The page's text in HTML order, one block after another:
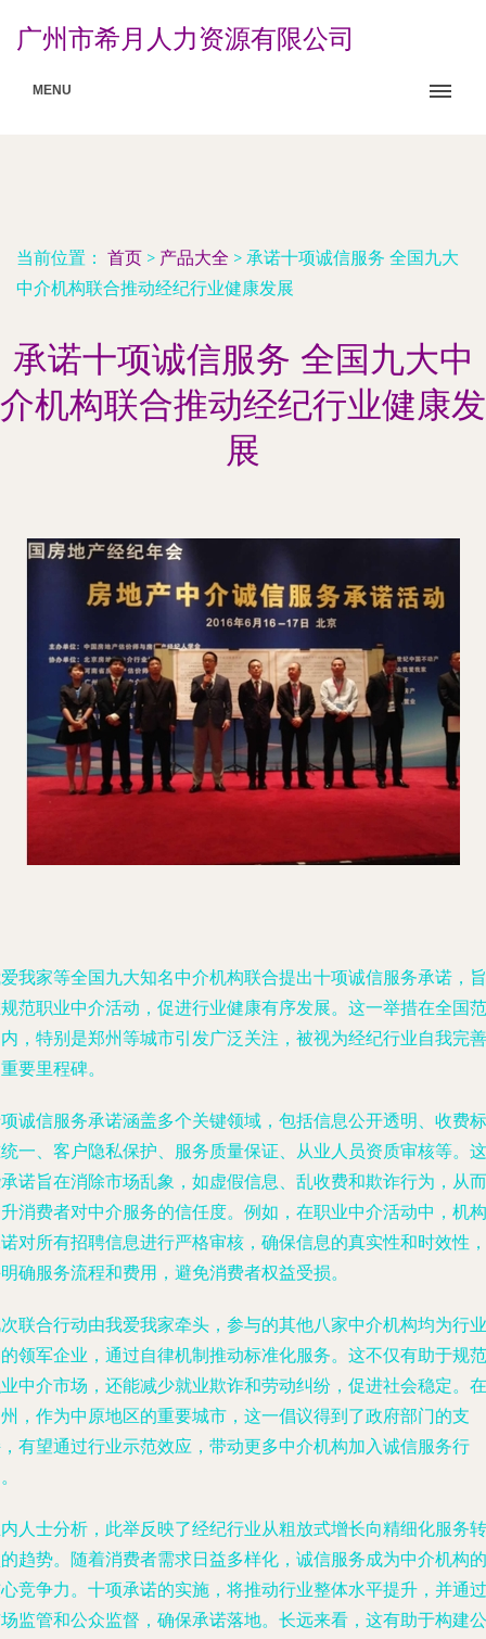
广州市希月人力资源有限公司
MENU
当前位置： 首页 > 产品大全 > 承诺十项诚信服务 全国九大
中介机构联合推动经纪行业健康发展
承诺十项诚信服务 全国九大中
介机构联合推动经纪行业健康发
展
我家等全国九大知名中介机构联合提出十项诚信服务承诺，旨
范职业中介活动，促进行业健康有序发展。这一举措在全国范
，特别是郑州等城市引发广泛关注，被视为经纪行业自我完善
要里程碑。
诚信服务承诺涵盖多个关键领域，包括信息公开透明、收费标
一、客户隐私保护、服务质量保证、从业人员资质审核等。这
诺旨在消除市场乱象，如虚假信息、乱收费和欺诈行为，从而
消费者对中介服务的信任度。例如，在职业中介活动中，机构
对所有招聘信息进行严格审核，确保信息的真实性和时效性，
确服务流程和费用，避免消费者权益受损。
联合行动由我爱我家牵头，参与的其他八家中介机构均为行业
领军企业，通过自律机制推动标准化服务。这不仅有助于规范
中介市场，还能减少就业欺诈和劳动纠纷，促进社会稳定。在
，作为中原地区的重要城市，这一倡议得到了政府部门的支
有望通过行业示范效应，带动更多中介机构加入诚信服务行
人士分析，此举反映了经纪行业从粗放式增长向精细化服务转
趋势。随着消费者需求日益多样化，诚信服务成为中介机构的
竞争力。十项承诺的实施，将推动行业整体水平提升，并通过
监管和公众监督，确保承诺落地。长远来看，这有助于构建公